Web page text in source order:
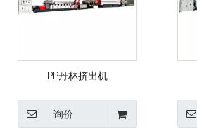
PP丹林挤出机
询价